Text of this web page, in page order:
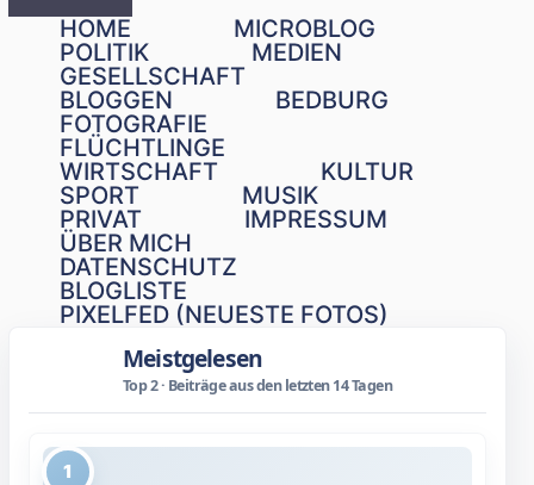
Schließen
HOME
MICROBLOG
POLITIK
MEDIEN
GESELLSCHAFT
BLOGGEN
BEDBURG
FOTOGRAFIE
FLÜCHTLINGE
WIRTSCHAFT
KULTUR
SPORT
MUSIK
PRIVAT
IMPRESSUM
ÜBER MICH
DATENSCHUTZ
BLOGLISTE
PIXELFED (NEUESTE FOTOS)
Meistgelesen
Top 2 · Beiträge aus den letzten 14 Tagen
1